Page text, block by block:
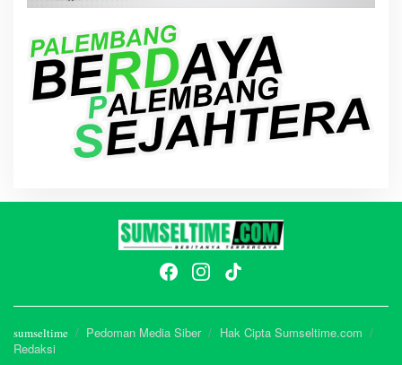
sumseltime Pedoman Media Siber
Hak Cipta Sumseltime.com
Redaksi